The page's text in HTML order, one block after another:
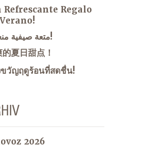
Refrescante Regalo
متعة صيفية منعشة!
夏日甜点！
วัญฤดูร้อนที่สดชื่น!
2026